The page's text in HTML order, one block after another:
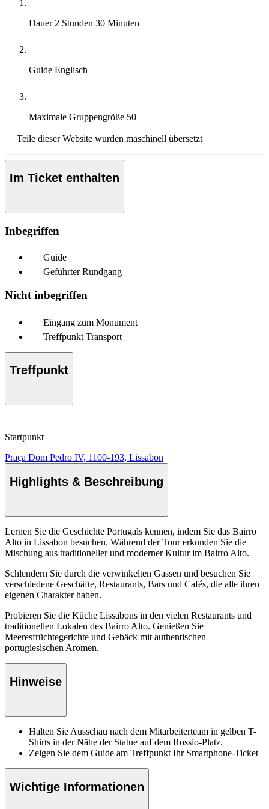
Dauer 2 Stunden 30 Minuten
Guide Englisch
Maximale Gruppengröße 50
Teile dieser Website wurden maschinell übersetzt
Im Ticket enthalten
Inbegriffen
Guide
Geführter Rundgang
Nicht inbegriffen
Eingang zum Monument
Treffpunkt Transport
Treffpunkt
Startpunkt
Praça Dom Pedro IV, 1100-193, Lissabon
Highlights & Beschreibung
Lernen Sie die Geschichte Portugals kennen, indem Sie das Bairro
Alto in Lissabon besuchen. Während der Tour erkunden Sie die
Mischung aus traditioneller und moderner Kultur im Bairro Alto.
Schlendern Sie durch die verwinkelten Gassen und besuchen Sie
verschiedene Geschäfte, Restaurants, Bars und Cafés, die alle ihren
eigenen Charakter haben.
Probieren Sie die Küche Lissabons in den vielen Restaurants und
traditionellen Lokalen des Bairro Alto. Genießen Sie
Meeresfrüchtegerichte und Gebäck mit authentischen
portugiesischen Aromen.
Hinweise
Halten Sie Ausschau nach dem Mitarbeiterteam in gelben T-
Shirts in der Nähe der Statue auf dem Rossio-Platz.
Zeigen Sie dem Guide am Treffpunkt Ihr Smartphone-Ticket
Wichtige Informationen